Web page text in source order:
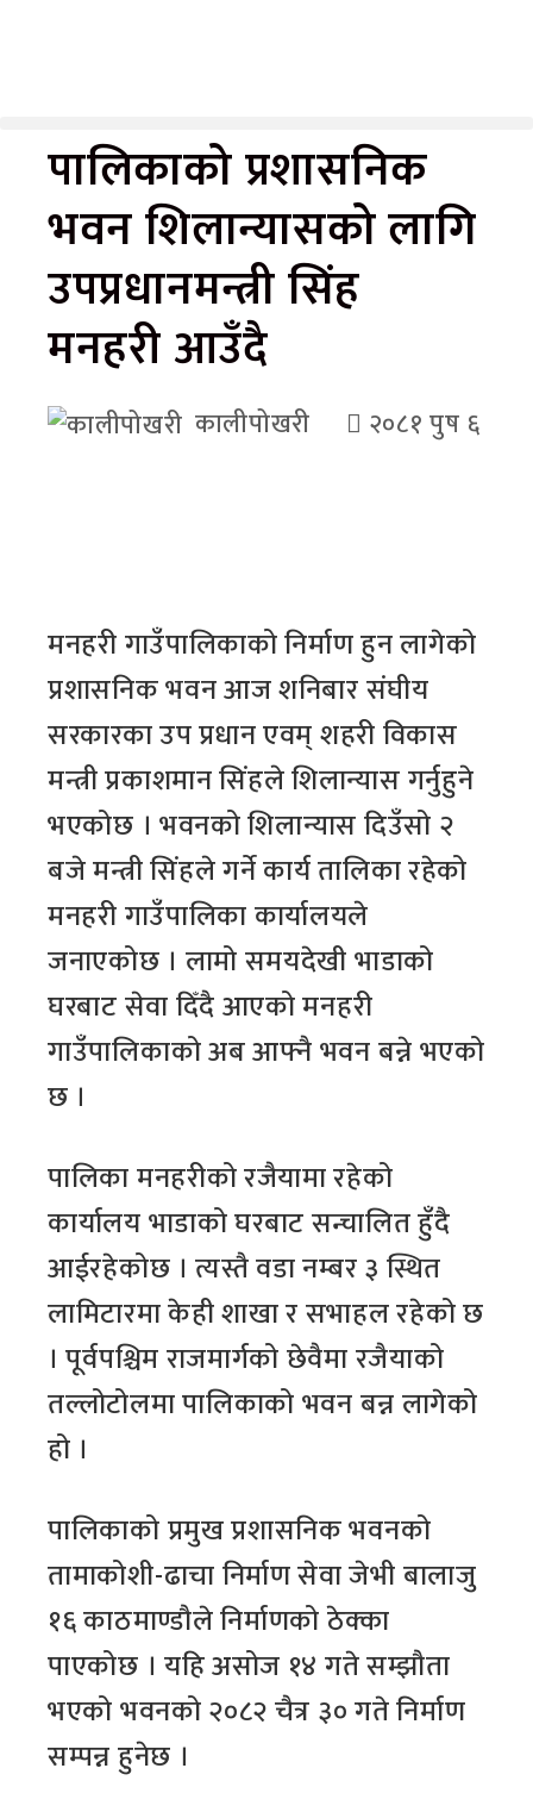
पालिकाको प्रशासनिक
भवन शिलान्यासको लागि
उपप्रधानमन्त्री सिंह
मनहरी आउँदै
कालीपोखरी २०८१ पुष ६
मनहरी गाउँपालिकाको निर्माण हुन लागेको
प्रशासनिक भवन आज शनिबार संघीय
सरकारका उप प्रधान एवम् शहरी विकास
मन्त्री प्रकाशमान सिंहले शिलान्यास गर्नुहुने
भएकोछ । भवनको शिलान्यास दिउँसो २
बजे मन्त्री सिंहले गर्ने कार्य तालिका रहेको
मनहरी गाउँपालिका कार्यालयले
जनाएकोछ । लामो समयदेखी भाडाको
घरबाट सेवा दिँदै आएको मनहरी
गाउँपालिकाको अब आफ्नै भवन बन्ने भएको
छ ।
पालिका मनहरीको रजैयामा रहेको
कार्यालय भाडाको घरबाट सन्चालित हुँदै
आईरहेकोछ । त्यस्तै वडा नम्बर ३ स्थित
लामिटारमा केही शाखा र सभाहल रहेको छ
। पूर्वपश्चिम राजमार्गको छेवैमा रजैयाको
तल्लोटोलमा पालिकाको भवन बन्न लागेको
हो ।
पालिकाको प्रमुख प्रशासनिक भवनको
तामाकोशी-ढाचा निर्माण सेवा जेभी बालाजु
१६ काठमाण्डौले निर्माणको ठेक्का
पाएकोछ । यहि असोज १४ गते सम्झौता
भएको भवनको २०८२ चैत्र ३० गते निर्माण
सम्पन्न हुनेछ ।